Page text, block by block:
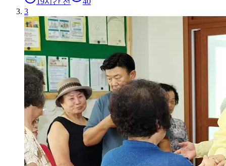
3